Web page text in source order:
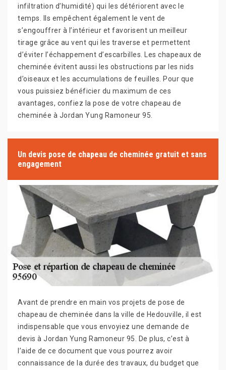
infiltration d’humidité) qui les détériorent avec le
temps. Ils empêchent également le vent de
s’engouffrer à l’intérieur et favorisent un meilleur
tirage grâce au vent qui les traverse et permettent
d’éviter l’échappement d’escarbilles. Les chapeaux de
cheminée évitent aussi les obstructions par les nids
d’oiseaux et les accumulations de feuilles. Pour que
vous puissiez bénéficier du maximum de ces
avantages, confiez la pose de votre chapeau de
cheminée à Jordan Yung Ramoneur 95.
Un devis pose de chapeau de cheminée gratuit et sans
engagement
Avant de prendre en main vos projets de pose de
chapeau de cheminée dans la ville de Hedouville, il est
indispensable que vous envoyiez une demande de
devis à Jordan Yung Ramoneur 95. De plus, c’est à
l’aide de ce document que vous pourrez avoir
connaissance de la durée des travaux, du budget que